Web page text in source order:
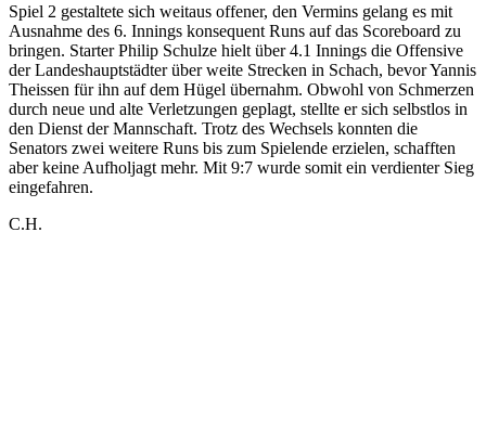
Spiel 2 gestaltete sich weitaus offener, den Vermins gelang es mit
Ausnahme des 6. Innings konsequent Runs auf das Scoreboard zu
bringen. Starter Philip Schulze hielt über 4.1 Innings die Offensive
der Landeshauptstädter über weite Strecken in Schach, bevor Yannis
Theissen für ihn auf dem Hügel übernahm. Obwohl von Schmerzen
durch neue und alte Verletzungen geplagt, stellte er sich selbstlos in
den Dienst der Mannschaft. Trotz des Wechsels konnten die
Senators zwei weitere Runs bis zum Spielende erzielen, schafften
aber keine Aufholjagt mehr. Mit 9:7 wurde somit ein verdienter Sieg
eingefahren.
C.H.